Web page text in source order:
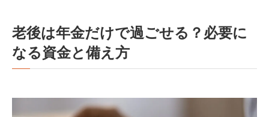
老後は年金だけで過ごせる？必要に
なる資金と備え方